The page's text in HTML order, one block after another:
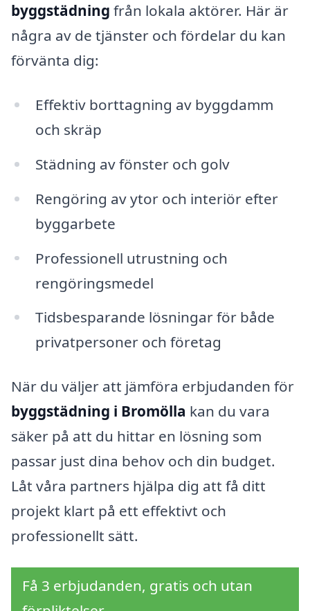
byggstädning från lokala aktörer. Här är
några av de tjänster och fördelar du kan
förvänta dig:
Effektiv borttagning av byggdamm
och skräp
Städning av fönster och golv
Rengöring av ytor och interiör efter
byggarbete
Professionell utrustning och
rengöringsmedel
Tidsbesparande lösningar för både
privatpersoner och företag
När du väljer att jämföra erbjudanden för
byggstädning i Bromölla kan du vara
säker på att du hittar en lösning som
passar just dina behov och din budget.
Låt våra partners hjälpa dig att få ditt
projekt klart på ett effektivt och
professionellt sätt.
Få 3 erbjudanden, gratis och utan